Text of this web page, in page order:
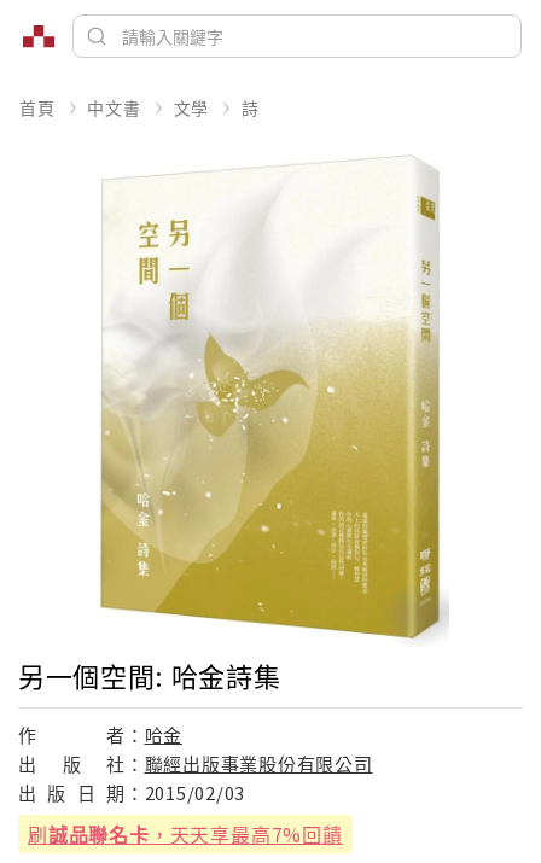
首頁 中文書 文學 詩
另一個空間: 哈金詩集
作 者： 哈金
出
版 社： 聯經出版事業股份有限公司
出 版 日 期： 2015/02/03
刷誠品聯名卡 ，天天享最高7%回饋